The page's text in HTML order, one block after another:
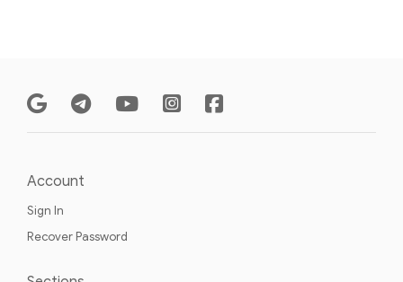
Account
Sign In
Recover Password